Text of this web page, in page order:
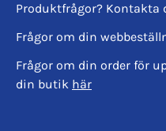
Produktfrågor? Kontakta
Frågor om din
Frågor om din order för
din butik här